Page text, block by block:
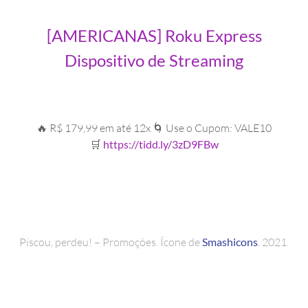
[AMERICANAS] Roku Express
Dispositivo de Streaming
🔥 R$ 179,99 em até 12x 🌀 Use o Cupom: VALE10
🛒 https://tidd.ly/3zD9FBw
Piscou, perdeu! – Promoções. Ícone de Smashicons . 2021.